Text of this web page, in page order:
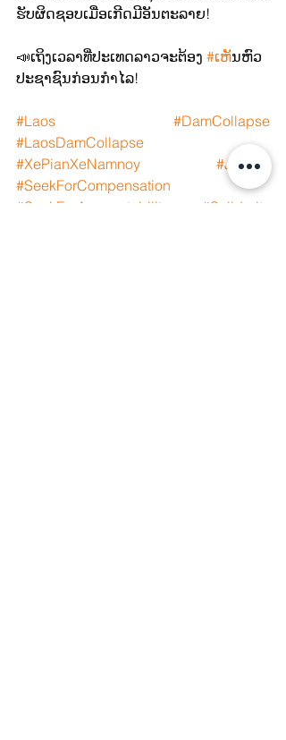
ຮັບຜິດຊອບເມື່ອເກີດມີອັນຕະລາຍ!
📣ເຖິງເວລາທີ່ປະເທດລາວຈະຕ້ອງ #ເຫັນຫົວ
ປະຊາຊົນກ່ອນກຳໄລ!
#Laos
#DamCollapse
#LaosDamCollapse
#XePianXeNamnoy
#Justice
#SeekForCompensation
#SeekForAccountability
#Solidarity